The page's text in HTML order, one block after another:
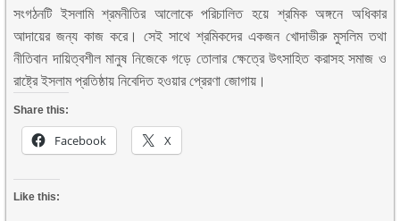
সংগঠনটি ইসলামি শ্রমনীতির আলোকে পরিচালিত হয়ে শ্রমিক অঙ্গনে অধিকার
আদায়ের জন্য কাজ করে। সেই সাথে শ্রমিকদের একজন খোদাভীরু মুসলিম তথা
নীতিবান দায়িত্বশীল মানুষ নিজেকে গড়ে তোলার ক্ষেত্রে উৎসাহিত করাসহ সমাজ ও
রাষ্ট্রে ইসলাম প্রতিষ্ঠায় নিবেদিত হওয়ার প্রেরণা জোগায়।
Share this:
Facebook X
Like this: